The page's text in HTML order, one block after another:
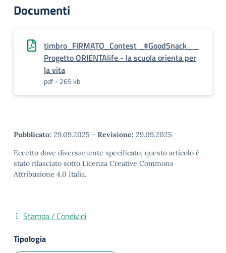
Documenti
timbro_FIRMATO_Contest _#GoodSnack_ _
Progetto ORIENTAlife - la scuola orienta per
la vita
pdf - 265 kb
Pubblicato: 29.09.2025 - Revisione: 29.09.2025
Eccetto dove diversamente specificato, questo articolo è
stato rilasciato sotto Licenza Creative Commons
Attribuzione 4.0 Italia.
Stampa / Condividi
Tipologia